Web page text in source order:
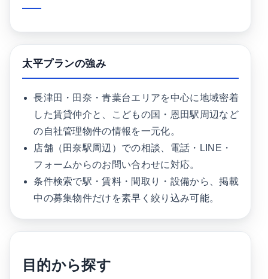
太平プランの強み
長津田・田奈・青葉台エリアを中心に地域密着
した賃貸仲介と、こどもの国・恩田駅周辺など
の自社管理物件の情報を一元化。
店舗（田奈駅周辺）での相談、電話・LINE・
フォームからのお問い合わせに対応。
条件検索で駅・賃料・間取り・設備から、掲載
中の募集物件だけを素早く絞り込み可能。
目的から探す